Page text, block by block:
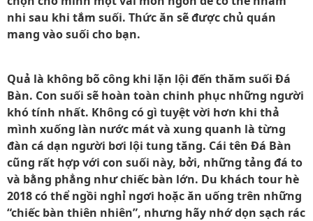
nhi sau khi tắm suối. Thức ăn sẽ được chủ quán
mang vào suối cho bạn.
Quả là không bõ công khi lặn lội đến thăm suối Đá
Bàn. Con suối sẽ hoàn toàn chinh phục những người
khó tính nhất. Không có gì tuyệt vời hơn khi thả
mình xuống làn nước mát và xung quanh là từng
đàn cá dạn người bơi lội tung tăng. Cái tên Đá Bàn
cũng rất hợp với con suối này, bởi, những tảng đá to
và bằng phẳng như chiếc bàn lớn. Du khách tour hè
2018 có thể ngồi nghỉ ngơi hoặc ăn uống trên những
“chiếc bàn thiên nhiên”, nhưng hãy nhớ dọn sạch rác